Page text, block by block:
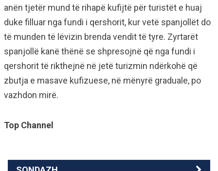
anën tjetër mund të rihapë kufijtë për turistët e huaj
duke filluar nga fundi i qershorit, kur vetë spanjollët do
të munden të lëvizin brenda vendit të tyre. Zyrtarët
spanjollë kanë thënë se shpresojnë që nga fundi i
qershorit të rikthejnë në jetë turizmin ndërkohë që
zbutja e masave kufizuese, në mënyrë graduale, po
vazhdon mirë.
Top Channel